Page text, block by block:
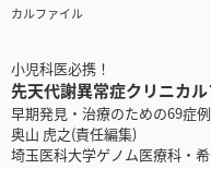
カルファイル
小児科医必携！
先天代謝異常症クリニカル
早期発見・治療のための69症
奥山 虎之(責任編集)
埼玉医科大学ゲノム医療科・